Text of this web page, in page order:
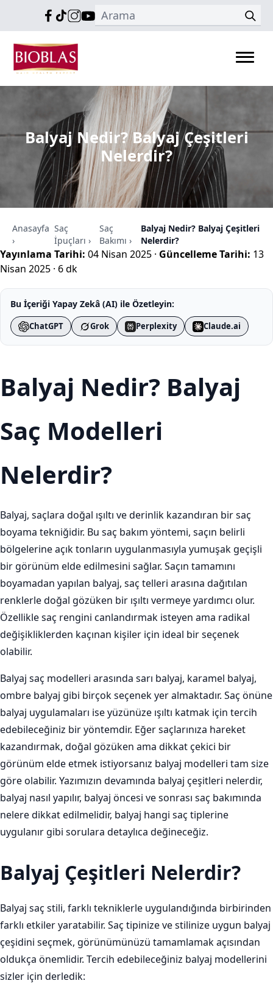
Balyaj Nedir? Balyaj Çeşitleri
Nelerdir?
Anasayfa
›
Saç
İpuçları ›
Saç
Bakımı ›
Balyaj Nedir? Balyaj Çeşitleri
Nelerdir?
Yayınlama Tarihi: 04 Nisan 2025 · Güncelleme Tarihi: 13
Nisan 2025 · 6 dk
Bu İçeriği Yapay Zekâ (AI) ile Özetleyin:
ChatGPT Grok Perplexity Claude.ai
Balyaj Nedir? Balyaj
Saç Modelleri
Nelerdir?
Balyaj, saçlara doğal ışıltı ve derinlik kazandıran bir saç
boyama tekniğidir. Bu saç bakım yöntemi, saçın belirli
bölgelerine açık tonların uygulanmasıyla yumuşak geçişli
bir görünüm elde edilmesini sağlar. Saçın tamamını
boyamadan yapılan balyaj, saç telleri arasına dağıtılan
renklerle doğal gözüken bir ışıltı vermeye yardımcı olur.
Özellikle saç rengini canlandırmak isteyen ama radikal
değişikliklerden kaçınan kişiler için ideal bir seçenek
olabilir.
Balyaj saç modelleri arasında sarı balyaj, karamel balyaj,
ombre balyaj gibi birçok seçenek yer almaktadır. Saç önüne
balyaj uygulamaları ise yüzünüze ışıltı katmak için tercih
edebileceğiniz bir yöntemdir. Eğer saçlarınıza hareket
kazandırmak, doğal gözüken ama dikkat çekici bir
görünüm elde etmek istiyorsanız balyaj modelleri tam size
göre olabilir. Yazımızın devamında balyaj çeşitleri nelerdir,
balyaj nasıl yapılır, balyaj öncesi ve sonrası saç bakımında
nelere dikkat edilmelidir, balyaj hangi saç tiplerine
uygulanır gibi sorulara detaylıca değineceğiz.
Balyaj Çeşitleri Nelerdir?
Balyaj saç stili, farklı tekniklerle uygulandığında birbirinden
farklı etkiler yaratabilir. Saç tipinize ve stilinize uygun balyaj
çeşidini seçmek, görünümünüzü tamamlamak açısından
oldukça önemlidir. Tercih edebileceğiniz balyaj modellerini
sizler için derledik: